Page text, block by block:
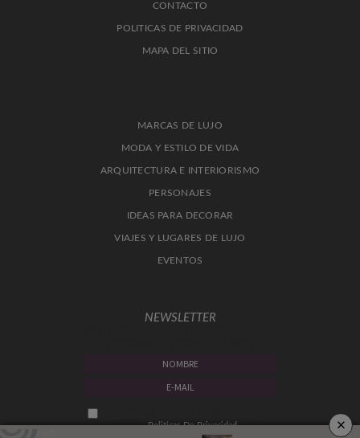
CONTACTO
POLITICAS DE PRIVACIDAD
MAPA DEL SITIO
MARCAS DE LUJO
MODA Y ESTILO DE VIDA
ARQUITECTURA E INTERIORISMO
PERSONAJES
IDEAS PARA DECORAR
VIAJES Y LUGARES DE LUJO
EVENTOS
NEWSLETTER
aceptaPoliticas De Privacidad. ×